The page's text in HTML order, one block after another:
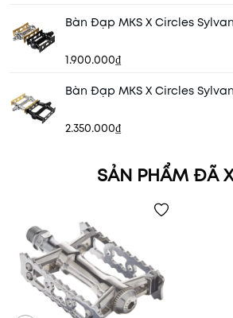
Bàn Đạp MKS X Circles
1.900.000₫
Bàn Đạp MKS X Circles
2.350.000₫
SẢN PHẨM ĐÃ